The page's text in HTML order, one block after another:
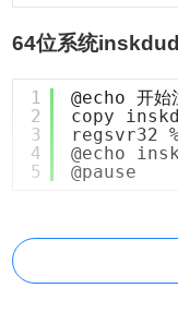
64位系统
1
2
3
4
5
@echo 开始
copy
regsvr32
@echo
@pause